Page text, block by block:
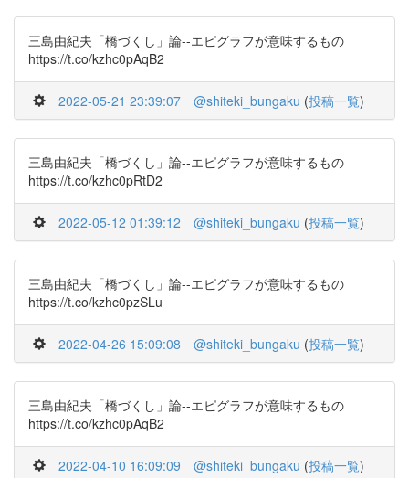
三島由紀夫「橋づくし」論--エピグラフが意味するもの
https://t.co/kzhc0pAqB2
2022-05-21 23:39:07 @shiteki_bungaku (投稿一覧)
三島由紀夫「橋づくし」論--エピグラフが意味するもの
https://t.co/kzhc0pRtD2
2022-05-12 01:39:12 @shiteki_bungaku (投稿一覧)
三島由紀夫「橋づくし」論--エピグラフが意味するもの
https://t.co/kzhc0pzSLu
2022-04-26 15:09:08 @shiteki_bungaku (投稿一覧)
三島由紀夫「橋づくし」論--エピグラフが意味するもの
https://t.co/kzhc0pAqB2
2022-04-10 16:09:09 @shiteki_bungaku (投稿一覧)